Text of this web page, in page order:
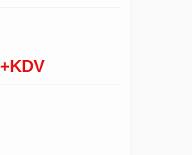
+KDV